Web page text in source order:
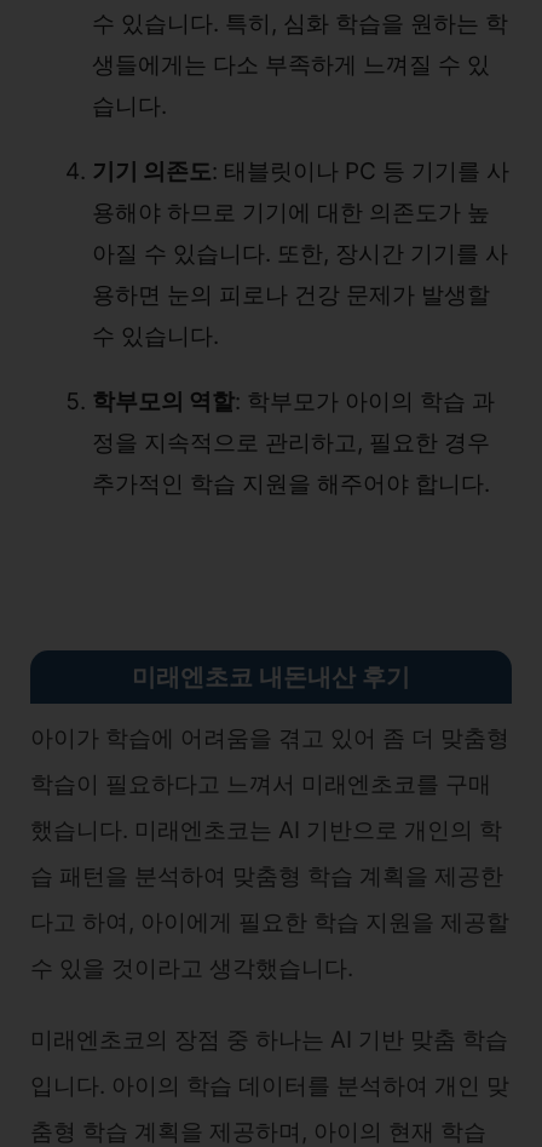
수 있습니다. 특히, 심화 학습을 원하는 학
생들에게는 다소 부족하게 느껴질 수 있
습니다.
기기 의존도: 태블릿이나 PC 등 기기를 사
용해야 하므로 기기에 대한 의존도가 높
아질 수 있습니다. 또한, 장시간 기기를 사
용하면 눈의 피로나 건강 문제가 발생할
수 있습니다.
학부모의 역할: 학부모가 아이의 학습 과
정을 지속적으로 관리하고, 필요한 경우
추가적인 학습 지원을 해주어야 합니다.
미래엔초코 내돈내산 후기
아이가 학습에 어려움을 겪고 있어 좀 더 맞춤형
학습이 필요하다고 느껴서 미래엔초코를 구매
했습니다. 미래엔초코는 AI 기반으로 개인의 학
습 패턴을 분석하여 맞춤형 학습 계획을 제공한
다고 하여, 아이에게 필요한 학습 지원을 제공할
수 있을 것이라고 생각했습니다.
미래엔초코의 장점 중 하나는 AI 기반 맞춤 학습
입니다. 아이의 학습 데이터를 분석하여 개인 맞
춤형 학습 계획을 제공하며, 아이의 현재 학습